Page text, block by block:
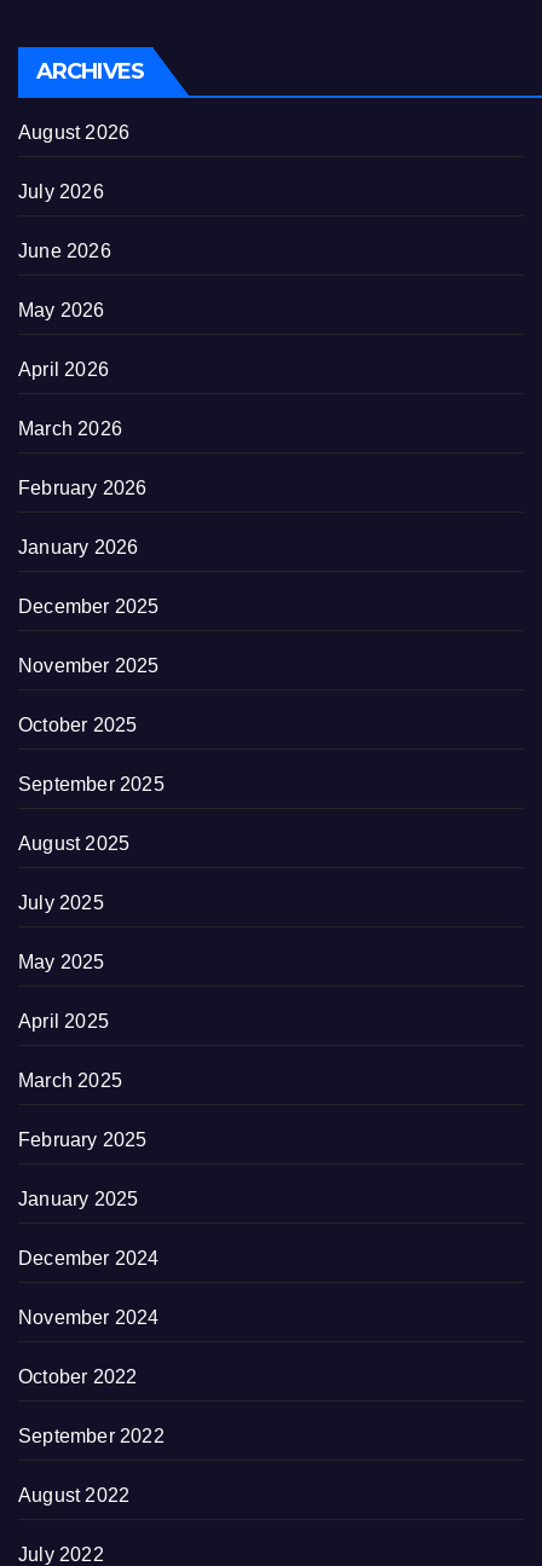
ARCHIVES
August 2026
July 2026
June 2026
May 2026
April 2026
March 2026
February 2026
January 2026
December 2025
November 2025
October 2025
September 2025
August 2025
July 2025
May 2025
April 2025
March 2025
February 2025
January 2025
December 2024
November 2024
October 2022
September 2022
August 2022
July 2022